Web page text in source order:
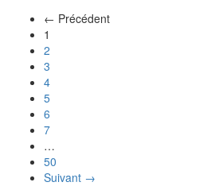
← Précédent
1
2
3
4
5
6
7
…
50
Suivant →